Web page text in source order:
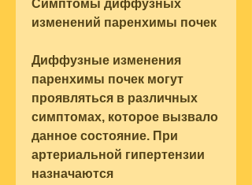
Симптомы диффузных
изменений паренхимы почек
Диффузные изменения
паренхимы почек могут
проявляться в различных
симптомах, которое вызвало
данное состояние. При
артериальной гипертензии
назначаются